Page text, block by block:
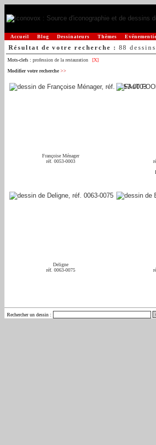
Accueil Blog Dessinateurs Thèmes
Résultat de votre recherche : 88
Mots-clefs : profession de la restauration
[X]
Modifier votre recherche >>
Françoise Ménager
réf. 0053-0003
Deligne
réf. 0063-0075
Rechercher un dessin :